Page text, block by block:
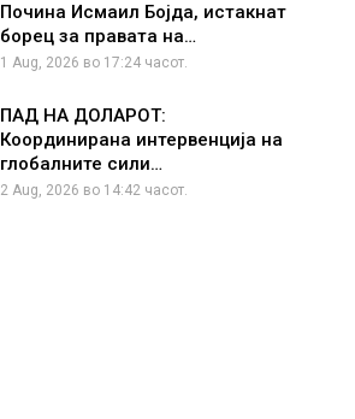
Почина Исмаил Бојда, истакнат
борец за правата на…
1 Aug, 2026 во 17:24 часот.
ПАД НА ДОЛАРОТ:
Координирана интервенција на
глобалните сили…
2 Aug, 2026 во 14:42 часот.